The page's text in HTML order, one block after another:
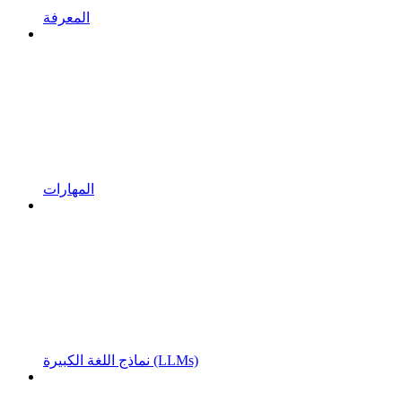
المعرفة
المهارات
نماذج اللغة الكبيرة (LLMs)